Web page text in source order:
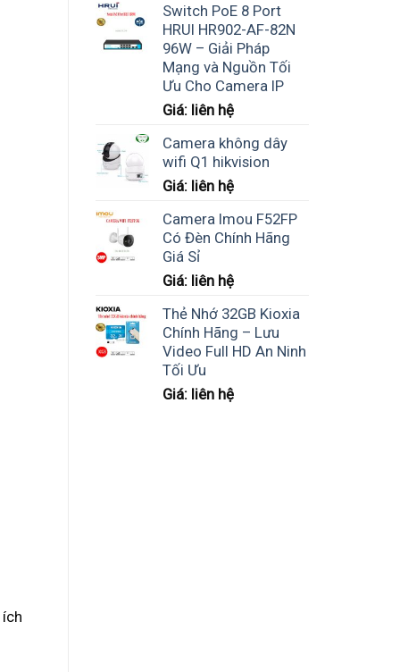
Switch PoE 8 Port
HRUI HR902-AF-82N
96W – Giải Pháp
Mạng và Nguồn Tối
Ưu Cho Camera IP
Giá: liên hệ
Camera không dây
wifi Q1 hikvision
Giá: liên hệ
Camera Imou F52FP
Có Đèn Chính Hãng
Giá Sỉ
Giá: liên hệ
Thẻ Nhớ 32GB Kioxia
Chính Hãng – Lưu
Video Full HD An Ninh
Tối Ưu
Giá: liên hệ